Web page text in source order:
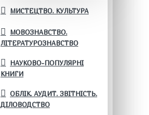
МИСТЕЦТВО. КУЛЬТУРА
МОВОЗНАВСТВО.
ЛІТЕРАТУРОЗНАВСТВО
НАУКОВО-ПОПУЛЯРНІ
КНИГИ
ОБЛІК. АУДИТ. ЗВІТНІСТЬ.
ДІЛОВОДСТВО